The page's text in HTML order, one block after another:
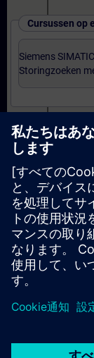
Cursussen op
Siemens
Storingzoeken
Certificering
Voorbereiding-
met TIA Portal
Examen
TIA Portal